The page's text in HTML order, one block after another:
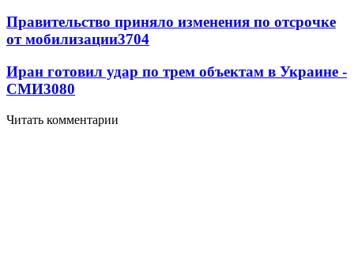
Правительство приняло изменения по отсрочке
от мобилизации3704
Иран готовил удар по трем объектам в Украине -
СМИ3080
Читать комментарии